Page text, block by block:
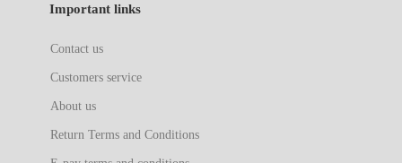
Important links
Contact us
Customers service
About us
Return Terms and Conditions